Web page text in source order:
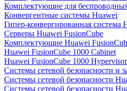
Комплектующие для
Конвергентные системы Huawei
Гипер-конвергированная система
Серверы Huawei FusionCube
Комплектующие Huawei
Huawei FusionCube 1000 Cabinet
Huawei FusionCube 1000
Системы сетевой безопасности и
Системы сетевой безопасности
Системы сетевой безопасности